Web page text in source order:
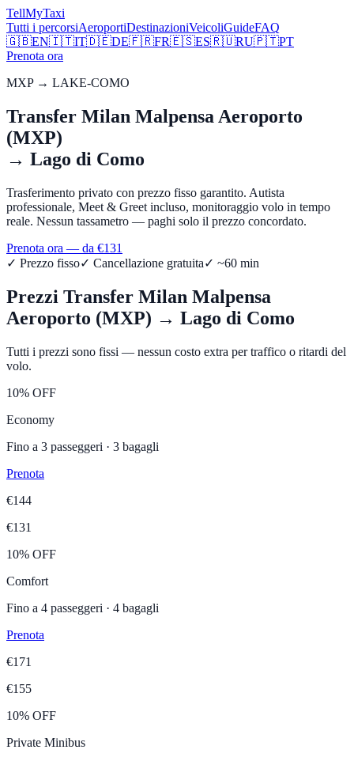
TellMyTaxi
Tutti i percorsiAeroportiDestinazioniVeicoliGuideFAQ
🇬🇧EN🇮🇹IT🇩🇪DE🇫🇷FR🇪🇸ES🇷🇺RU🇵🇹PT
Prenota ora
MXP→ LAKE-COMO
Transfer Milan Malpensa Aeroporto
(MXP)
→ Lago di Como
Trasferimento privato con prezzo fisso garantito. Autista
professionale, Meet & Greet incluso, monitoraggio volo in tempo
reale. Nessun tassametro — paghi solo il prezzo concordato.
Prenota ora — da €131
✓ Prezzo fisso✓ Cancellazione gratuita✓ ~60 min
Prezzi Transfer Milan Malpensa
Aeroporto (MXP) → Lago di Como
Tutti i prezzi sono fissi — nessun costo extra per traffico o ritardi del
volo.
10% OFF
Economy
Fino a 3 passeggeri · 3 bagagli
Prenota
€144
€131
10% OFF
Comfort
Fino a 4 passeggeri · 4 bagagli
Prenota
€171
€155
10% OFF
Private Minibus